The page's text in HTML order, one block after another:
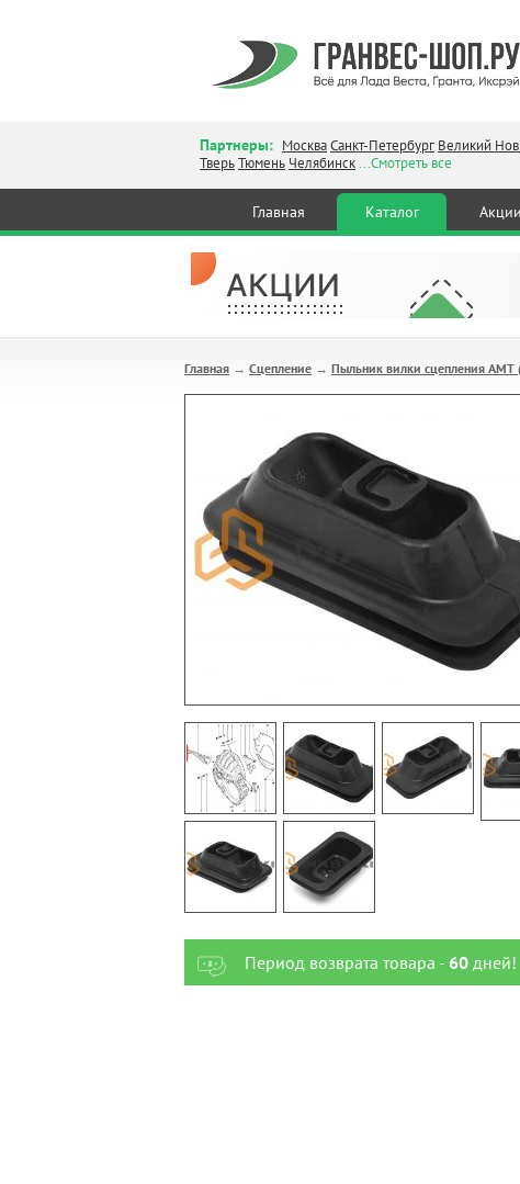
Партнеры: МоскваСанкт-Петербург Великий
ТверьТюмень Челябинск...Смотреть все
Главная Каталог Акции
Главная → Сцепление → Пыльник вилки сцепления АМТ
Период возврата товара - 60дней!